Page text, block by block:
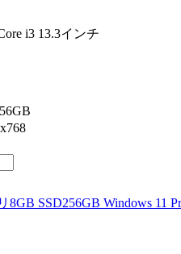
i3 13.3インチ